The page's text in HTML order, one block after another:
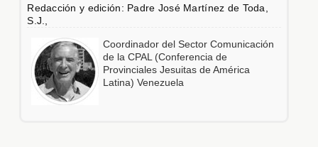
Redacción y edición: Padre José Martínez de Toda,
S.J.,
Coordinador del Sector Comunicación
de la CPAL (Conferencia de
Provinciales Jesuitas de América
Latina) Venezuela